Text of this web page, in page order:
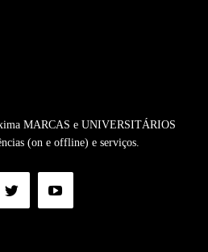
MARCAS e UNIVERSITÁRIOS
(on e offline) e serviços.